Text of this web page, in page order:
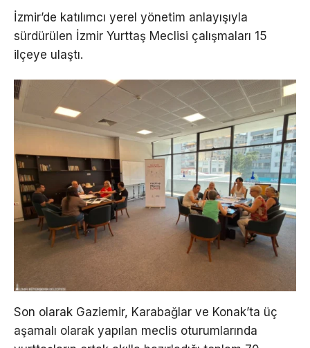
İzmir’de katılımcı yerel yönetim anlayışıyla
sürdürülen İzmir Yurttaş Meclisi çalışmaları 15
ilçeye ulaştı.
Son olarak Gaziemir, Karabağlar ve Konak’ta üç
aşamalı olarak yapılan meclis oturumlarında